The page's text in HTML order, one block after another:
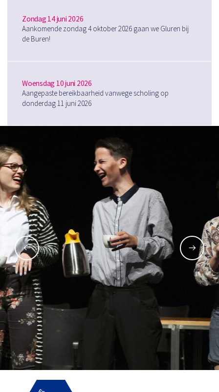
Zondag 14 juni 2026
Aankomende zondag 4 oktober 2026 gaan we Gluren bij
de Buren!
Woensdag 10 juni 2026
Aangepaste bereikbaarheid vanwege scholing op
donderdag 11 juni 2026